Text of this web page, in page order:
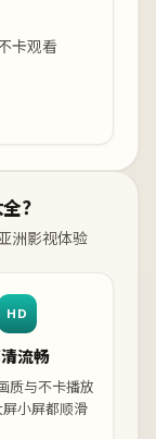
卡观看
？
洲影视体验
HD
流畅
质与不卡播放
小屏都顺滑